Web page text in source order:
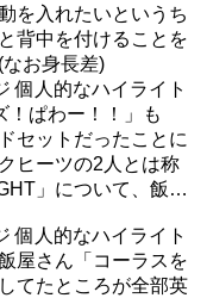
を入れたいというち
背中を付けることを
お身長差)
個人的なハイライト
！ぱわー！！」も
セットだったことに
ヒーツの2人とは称
」について、飯…
個人的なハイライト
屋さん「コーラスを
てたところが全部英